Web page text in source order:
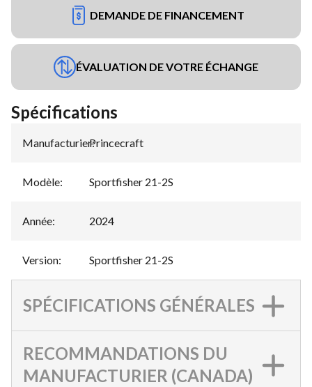
DEMANDE DE FINANCEMENT
ÉVALUATION DE VOTRE ÉCHANGE
Spécifications
Manufacturier:
Princecraft
Modèle: Sportfisher 21-2S
Année: 2024
Version: Sportfisher 21-2S
SPÉCIFICATIONS GÉNÉRALES
RECOMMANDATIONS DU
MANUFACTURIER (CANADA)